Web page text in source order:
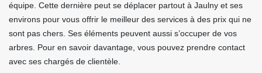
équipe. Cette dernière peut se déplacer partout à Jaulny et ses
environs pour vous offrir le meilleur des services à des prix qui ne
sont pas chers. Ses éléments peuvent aussi s’occuper de vos
arbres. Pour en savoir davantage, vous pouvez prendre contact
avec ses chargés de clientèle.